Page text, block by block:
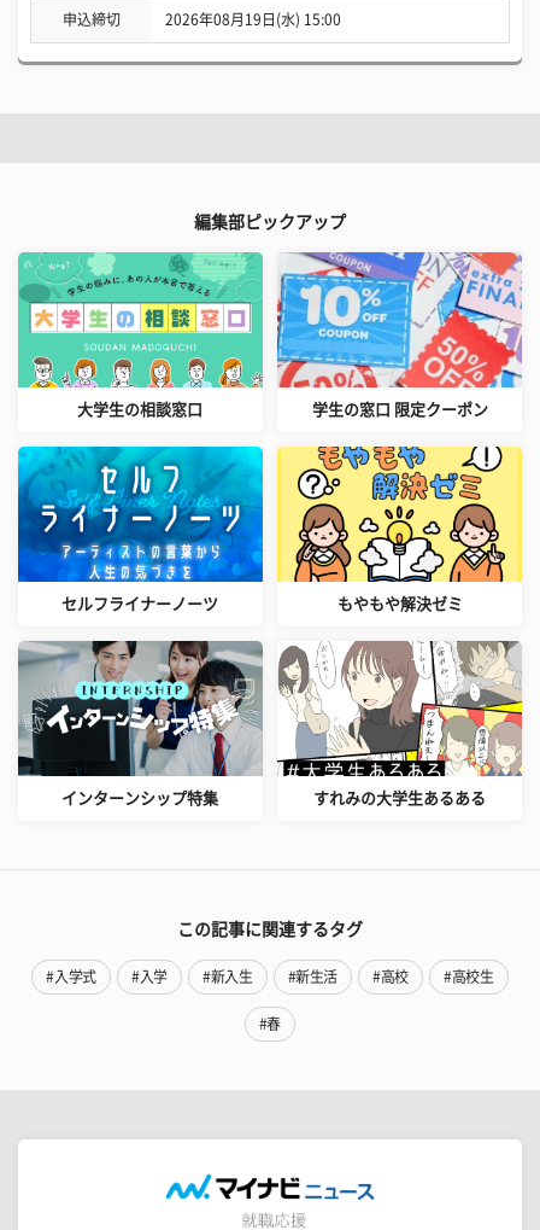
申込締切 2026年08月19日(水) 15:00
編集部ピックアップ
大学生の相談窓口 学生の窓口 限定クーポン
セルフライナーノーツ もやもや解決ゼミ
インターンシップ特集 すれみの大学生あるある
この記事に関連するタグ
#入学式 #入学 #新入生 #新生活 #高校 #高校生
#春